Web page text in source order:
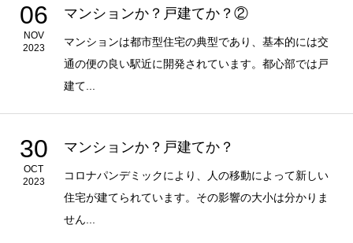
06
NOV
2023
マンションか？戸建てか？②
マンションは都市型住宅の典型であり、基本的には交
通の便の良い駅近に開発されています。都心部では戸
建て...
30
OCT
2023
マンションか？戸建てか？
コロナパンデミックにより、人の移動によって新しい
住宅が建てられています。その影響の大小は分かりま
せん...